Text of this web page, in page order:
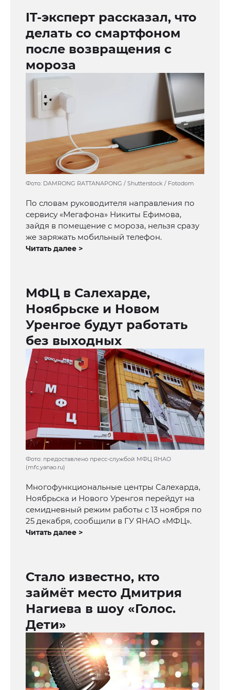
IT-эксперт рассказал, что
делать со смартфоном
после возвращения с
мороза
Фото: DAMRONG RATTANAPONG / Shutterstock / Fotodom
По словам руководителя направления по
сервису «Мегафона» Никиты Ефимова,
зайдя в помещение с мороза, нельзя сразу
же заряжать мобильный телефон.
Читать далее >
МФЦ в Салехарде,
Ноябрьске и Новом
Уренгое будут работать
без выходных
Фото: предоставлено пресс-службой МФЦ ЯНАО
(mfc.yanao.ru)
Многофункциональные центры Салехарда,
Ноябрьска и Нового Уренгоя перейдут на
семидневный режим работы с 13 ноября по
25 декабря, сообщили в ГУ ЯНАО «МФЦ».
Читать далее >
Стало известно, кто
займёт место Дмитрия
Нагиева в шоу «Голос.
Дети»